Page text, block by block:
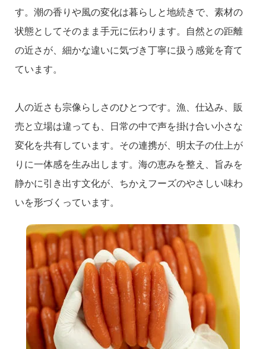
す。潮の香りや風の変化は暮らしと地続きで、素材の
状態としてそのまま手元に伝わります。自然との距離
の近さが、細かな違いに気づき丁寧に扱う感覚を育て
ています。
人の近さも宗像らしさのひとつです。漁、仕込み、販
売と立場は違っても、日常の中で声を掛け合い小さな
変化を共有しています。その連携が、明太子の仕上が
りに一体感を生み出します。海の恵みを整え、旨みを
静かに引き出す文化が、ちかえフーズのやさしい味わ
いを形づくっています。